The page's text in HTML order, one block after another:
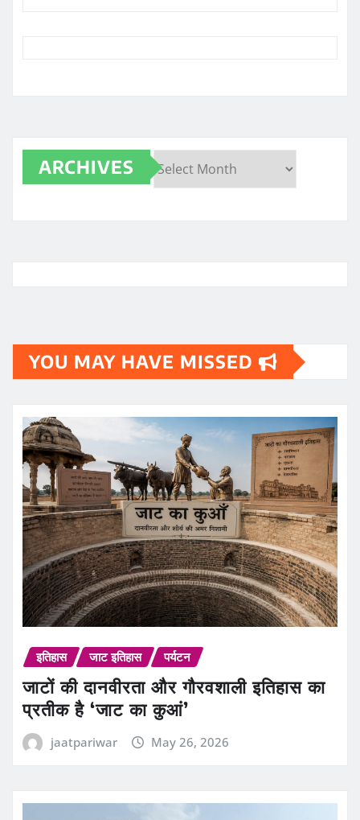
ARCHIVES
YOU MAY HAVE MISSED
इतिहास जाट इतिहास पर्यटन
जाटों की दानवीरता और गौरवशाली इतिहास का
प्रतीक है ‘जाट का कुआं’
jaatpariwar May 26, 2026